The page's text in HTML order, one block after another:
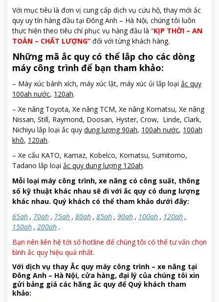
Với mục tiêu là đơn vị cung cấp dịch vụ cứu hộ, thay mới ắc
quy uy tín hàng đầu tại Đông Anh – Hà Nội, chúng tôi luôn
thực hiện theo tiêu chí phục vụ hàng đầu là “KỊP THỜI – AN
TOÀN – CHẤT LƯỢNG” đối với từng khách hàng.
Những mã ắc quy có thể lắp cho các dòng
máy công trình để bạn tham khảo:
– Máy xúc bánh xích, máy xúc lật, máy xúc ủi lắp loại ắc quy
100ah nước, 120ah.
– Xe nâng Toyota, Xe nâng TCM, Xe nâng Komatsu, Xe nâng
Nissan, Still, Raymond, Doosan, Hyster, Crow, Linde, Clark,
Nichiyu lắp loại ắc quy dung lượng 90ah, 100ah nước, 100ah
khô, 120ah.
– Xe cẩu KATO, Kamaz, Kobelco, Komatsu, Sumitomo,
Tadano lắp loại ắc quy dung lượng 120ah.
Mỗi loại máy công trình, xe nâng có công suất, thông
số kỹ thuật khác nhau sẽ đi với ắc quy có dung lượng
khác nhau. Quý khách có thể tham khảo dưới đây:
65ah , 70ah , 75ah , 80ah , 85ah , 90ah , 100ah , 120ah ,
150ah , 200ah .
Bạn nên liên hệ tới số hotline để chúng tôi có thể tư vấn chọn
bình ắc quy hiệu quả nhất.
Với dịch vụ thay Ắc quy máy công trình – xe nâng tại
Đông Anh – Hà Nội, cửa hàng, đại lý của chúng tôi xin
gửi bảng giá các hãng ắc quy để Quý khách tham
khảo: